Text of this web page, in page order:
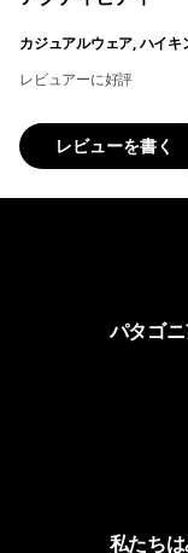
カジュアルウェア, ハイ
レビュアーに好評
レビューを書く
パタゴ
私たち